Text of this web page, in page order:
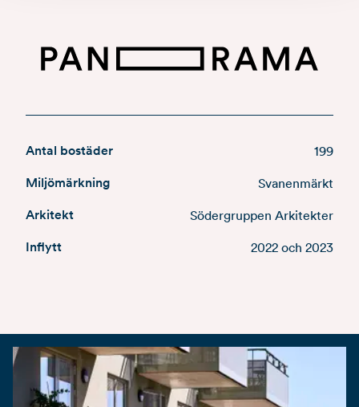
Antal bostäder 199
Miljömärkning Svanenmärkt
Arkitekt Södergruppen Arkitekter
Inflytt 2022 och 2023